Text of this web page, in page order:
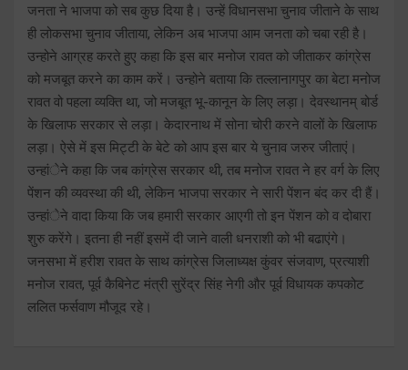
जनता ने भाजपा को सब कुछ दिया है। उन्हें विधानसभा चुनाव जीताने के साथ
ही लोकसभा चुनाव जीताया, लेकिन अब भाजपा आम जनता को चबा रही है।
उन्होने आग्रह करते हुए कहा कि इस बार मनोज रावत को जीताकर कांग्रेस
को मजबूत करने का काम करें। उन्होने बताया कि तल्लानागपुर का बेटा मनोज
रावत वो पहला व्यक्ति था, जो मजबूत भू-कानून के लिए लड़ा। देवस्थानम् बोर्ड
के खिलाफ सरकार से लड़ा। केदारनाथ में सोना चोरी करने वालों के खिलाफ
लड़ा। ऐसे में इस मिट्टी के बेटे को आप इस बार ये चुनाव जरुर जीताएं।
उन्हांेने कहा कि जब कांग्रेस सरकार थी, तब मनोज रावत ने हर वर्ग के लिए
पेंशन की व्यवस्था की थी, लेकिन भाजपा सरकार ने सारी पेंशन बंद कर दी हैं।
उन्हांेने वादा किया कि जब हमारी सरकार आएगी तो इन पेंशन को व दोबारा
शुरु करेंगे। इतना ही नहीं इसमें दी जाने वाली धनराशी को भी बढाएंगे।
जनसभा में हरीश रावत के साथ कांग्रेस जिलाध्यक्ष कुंवर संजवाण, प्रत्याशी
मनोज रावत, पूर्व कैबिनेट मंत्री सुरेंद्र सिंह नेगी और पूर्व विधायक कपकोट
ललित फर्सवाण मौजूद रहे।